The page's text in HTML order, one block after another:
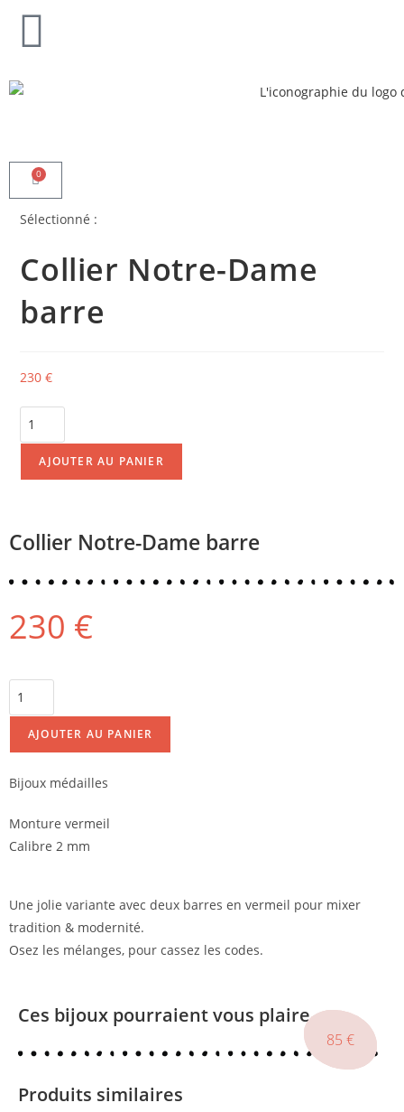
0
Sélectionné :
Collier Notre-Dame
barre
230€
AJOUTER AU PANIER
Collier Notre-Dame barre
230 €
AJOUTER AU PANIER
Bijoux médailles
Monture vermeil
Calibre 2 mm
Une jolie variante avec deux barres en vermeil pour mixer
tradition & modernité.
Osez les mélanges, pour cassez les codes.
Ces bijoux pourraient vous plaire
Produits similaires
75 €
85 €
85 €